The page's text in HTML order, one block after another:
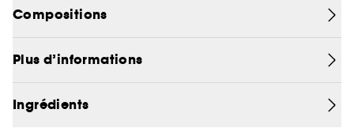
Compositions
Plus d’informations
Ingrédients